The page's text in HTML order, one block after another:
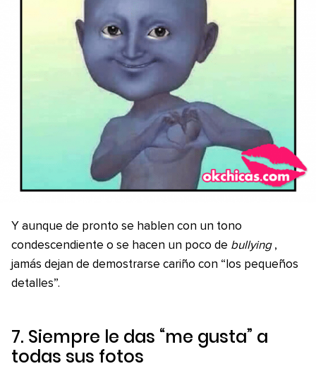
Y aunque de pronto se hablen con un tono
condescendiente o se hacen un poco de bullying ,
jamás dejan de demostrarse cariño con “los pequeños
detalles”.
7. Siempre le das “me gusta” a
todas sus fotos